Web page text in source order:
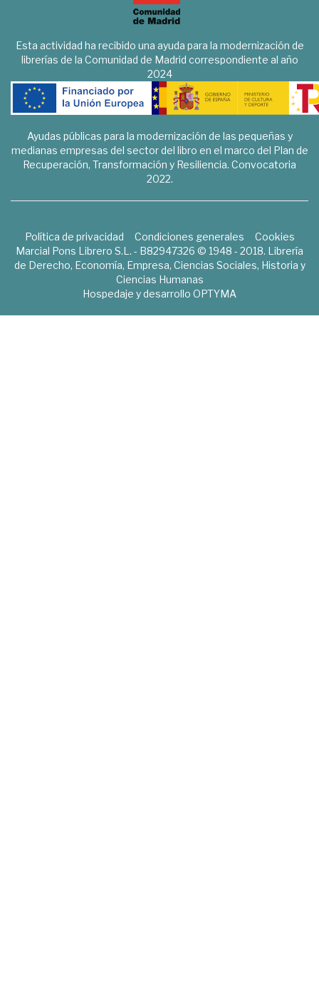
Esta actividad ha recibido una ayuda para la modernización de
librerías de la Comunidad de Madrid correspondiente al año
2024
Ayudas públicas para la modernización de las pequeñas y
medianas empresas del sector del libro en el marco del Plan de
Recuperación, Transformación y Resiliencia. Convocatoria
2022.
Política de privacidad Condiciones generales
Cookies
Marcial Pons Librero S.L. - B82947326 © 1948 - 2018. Librería
de Derecho, Economía, Empresa, Ciencias Sociales, Historia y
Ciencias Humanas
Hospedaje y desarrollo OPTYMA